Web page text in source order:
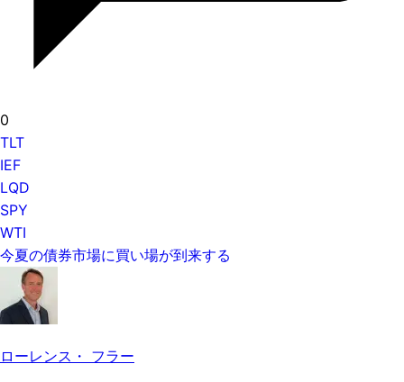
0
TLT
IEF
LQD
SPY
WTI
今夏の債券市場に買い場が到来する
ローレンス・ フラー